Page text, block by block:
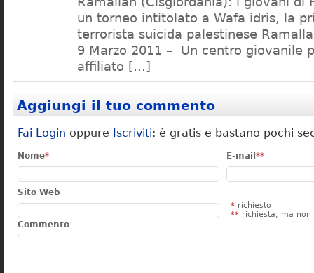
un torneo intitolato a Wafa idris, la
terrorista suicida palestinese
9 Marzo 2011 – Un centro giovanile
affiliato […]
Aggiungi il tuo commento
Fai Login oppure Iscriviti: è gratis e bastano pochi
Nome* E-mail **
Sito Web
* richiesto
** richiesta, ma non
Commento